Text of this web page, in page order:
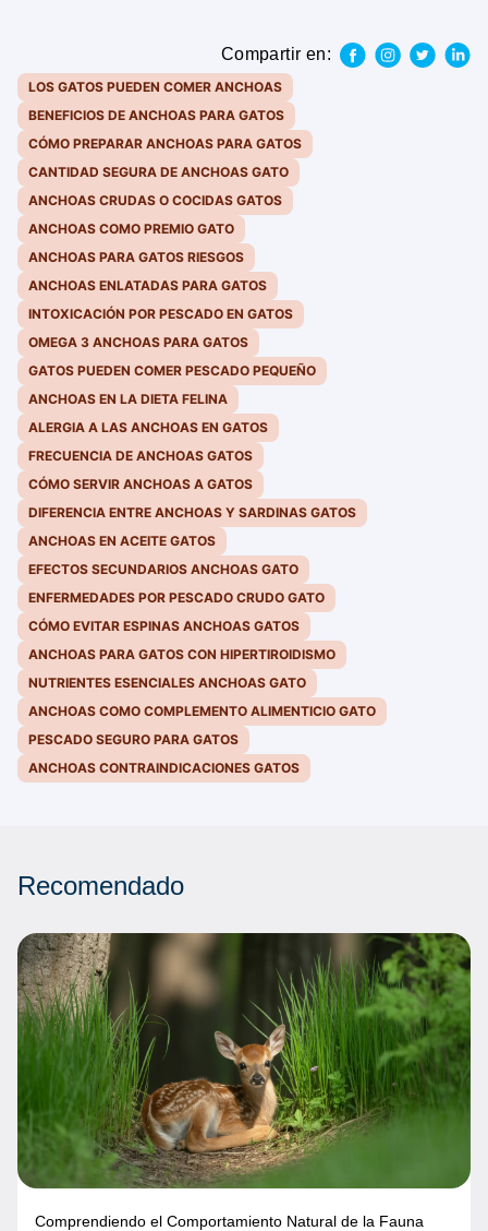
Compartir en:
LOS GATOS PUEDEN COMER ANCHOAS
BENEFICIOS DE ANCHOAS PARA GATOS
CÓMO PREPARAR ANCHOAS PARA GATOS
CANTIDAD SEGURA DE ANCHOAS GATO
ANCHOAS CRUDAS O COCIDAS GATOS
ANCHOAS COMO PREMIO GATO
ANCHOAS PARA GATOS RIESGOS
ANCHOAS ENLATADAS PARA GATOS
INTOXICACIÓN POR PESCADO EN GATOS
OMEGA 3 ANCHOAS PARA GATOS
GATOS PUEDEN COMER PESCADO PEQUEÑO
ANCHOAS EN LA DIETA FELINA
ALERGIA A LAS ANCHOAS EN GATOS
FRECUENCIA DE ANCHOAS GATOS
CÓMO SERVIR ANCHOAS A GATOS
DIFERENCIA ENTRE ANCHOAS Y SARDINAS GATOS
ANCHOAS EN ACEITE GATOS
EFECTOS SECUNDARIOS ANCHOAS GATO
ENFERMEDADES POR PESCADO CRUDO GATO
CÓMO EVITAR ESPINAS ANCHOAS GATOS
ANCHOAS PARA GATOS CON HIPERTIROIDISMO
NUTRIENTES ESENCIALES ANCHOAS GATO
ANCHOAS COMO COMPLEMENTO ALIMENTICIO GATO
PESCADO SEGURO PARA GATOS
ANCHOAS CONTRAINDICACIONES GATOS
Recomendado
Comprendiendo el Comportamiento Natural de la Fauna